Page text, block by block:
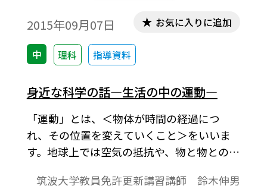
2015年09月07日
中 理科 指導資料
お気に入りに追加
身近な科学の話―生活の中の運動―
「運動」とは、＜物体が時間の経過につ
れ、その位置を変えていくこと＞をいいま
す。地球上では空気の抵抗や、物と物との間
は「力」を加えることが必要です。逆に、物
筑波大学教員免許更新講習講師 鈴木伸男